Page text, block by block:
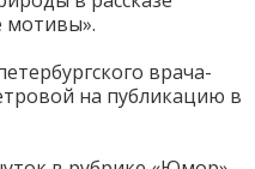
мотивы».
врача-
на публикацию в